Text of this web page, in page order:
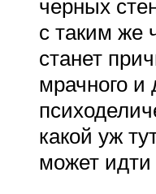
черных
с таким же
станет
мрачного и
какой уж
может идти